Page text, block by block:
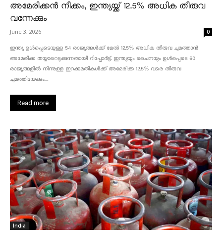
അമേരിക്കൻ നീക്കം, ഇന്ത്യയ്ക്ക് 12.5% അധിക തീരുവ
വന്നേക്കും
June 3, 2026 0
ഇന്ത്യ ഉൾപ്പെടെയുള്ള 54 രാജ്യങ്ങൾക്ക് മേൽ 12.5% അധിക തീരുവ ചുമത്താൻ
അമേരിക്ക തയ്യാറെടുക്കുന്നതായി റിപ്പോർട്ട്. ഇന്ത്യയും ചൈനയും ഉൾപ്പെടെ 60
രാജ്യങ്ങളിൽ നിന്നുള്ള ഇറക്കുമതികൾക്ക് അമേരിക്ക 12.5% ​​വരെ തീരുവ
ചുമത്തിയേക്കും....
Read more
India